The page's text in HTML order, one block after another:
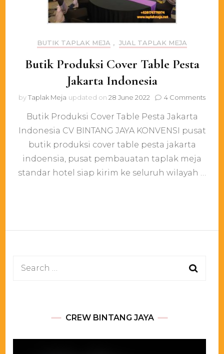
BUTIK TAPLAK MEJA , JUAL TAPLAK MEJA
Butik Produksi Cover Table Pesta
Jakarta Indonesia
byTaplak Meja updated on 28 June 2022 4 Commentson
Butik Produksi Cover Table Pesta Jakarta
Indonesia CV BINTANG JAYA KONVENSI pusat
butik produksi cover table pesta jakarta
indoensia, pusat pembauatan taplak meja
standar hotel siap kirim ke seluruh wilayah …
Search
CREW BINTANG JAYA